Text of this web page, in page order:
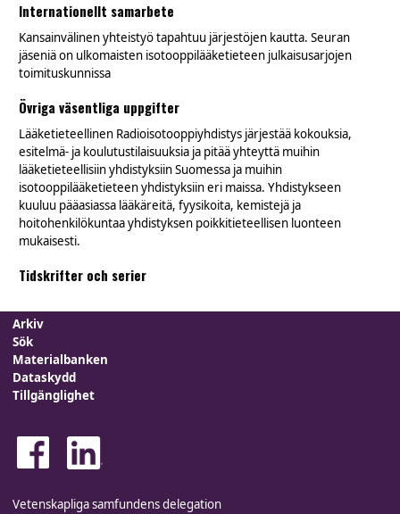
Internationellt samarbete
Kansainvälinen yhteistyö tapahtuu järjestöjen kautta. Seuran
jäseniä on ulkomaisten isotooppilääketieteen julkaisusarjojen
toimituskunnissa
Övriga väsentliga uppgifter
Lääketieteellinen Radioisotooppiyhdistys järjestää kokouksia,
esitelmä- ja koulutustilaisuuksia ja pitää yhteyttä muihin
lääketieteellisiin yhdistyksiin Suomessa ja muihin
isotooppilääketieteen yhdistyksiin eri maissa. Yhdistykseen
kuuluu pääasiassa lääkäreitä, fyysikoita, kemistejä ja
hoitohenkilökuntaa yhdistyksen poikkitieteellisen luonteen
mukaisesti.
Tidskrifter och serier
Arkiv
Sök
Materialbanken
Dataskydd
Tillgänglighet
Vetenskapliga samfundens delegation